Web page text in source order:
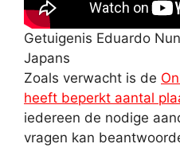
Getuigenis Eduardo
Japans
Zoals verwacht is de
heeft beperkt aantal
iedereen de nodige
vragen kan